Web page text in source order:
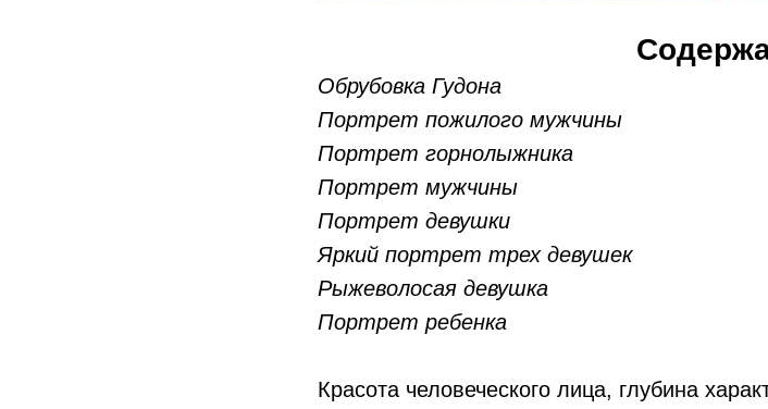
Обрубовка Гудона
Портрет пожилого мужчины
Портрет горнолыжника
Портрет мужчины
Портрет девушки
Яркий портрет трех девушек
Рыжеволосая девушка
Портрет ребенка
Красота человеческого лица, глубина